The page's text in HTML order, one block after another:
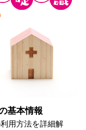
基本情報
用方法を詳細解